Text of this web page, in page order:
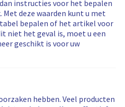
instructies voor het bepalen
Met deze waarden kunt u met
bepalen of het artikel voor
niet het geval is, moet u een
geschikt is voor uw
hebben. Veel producten